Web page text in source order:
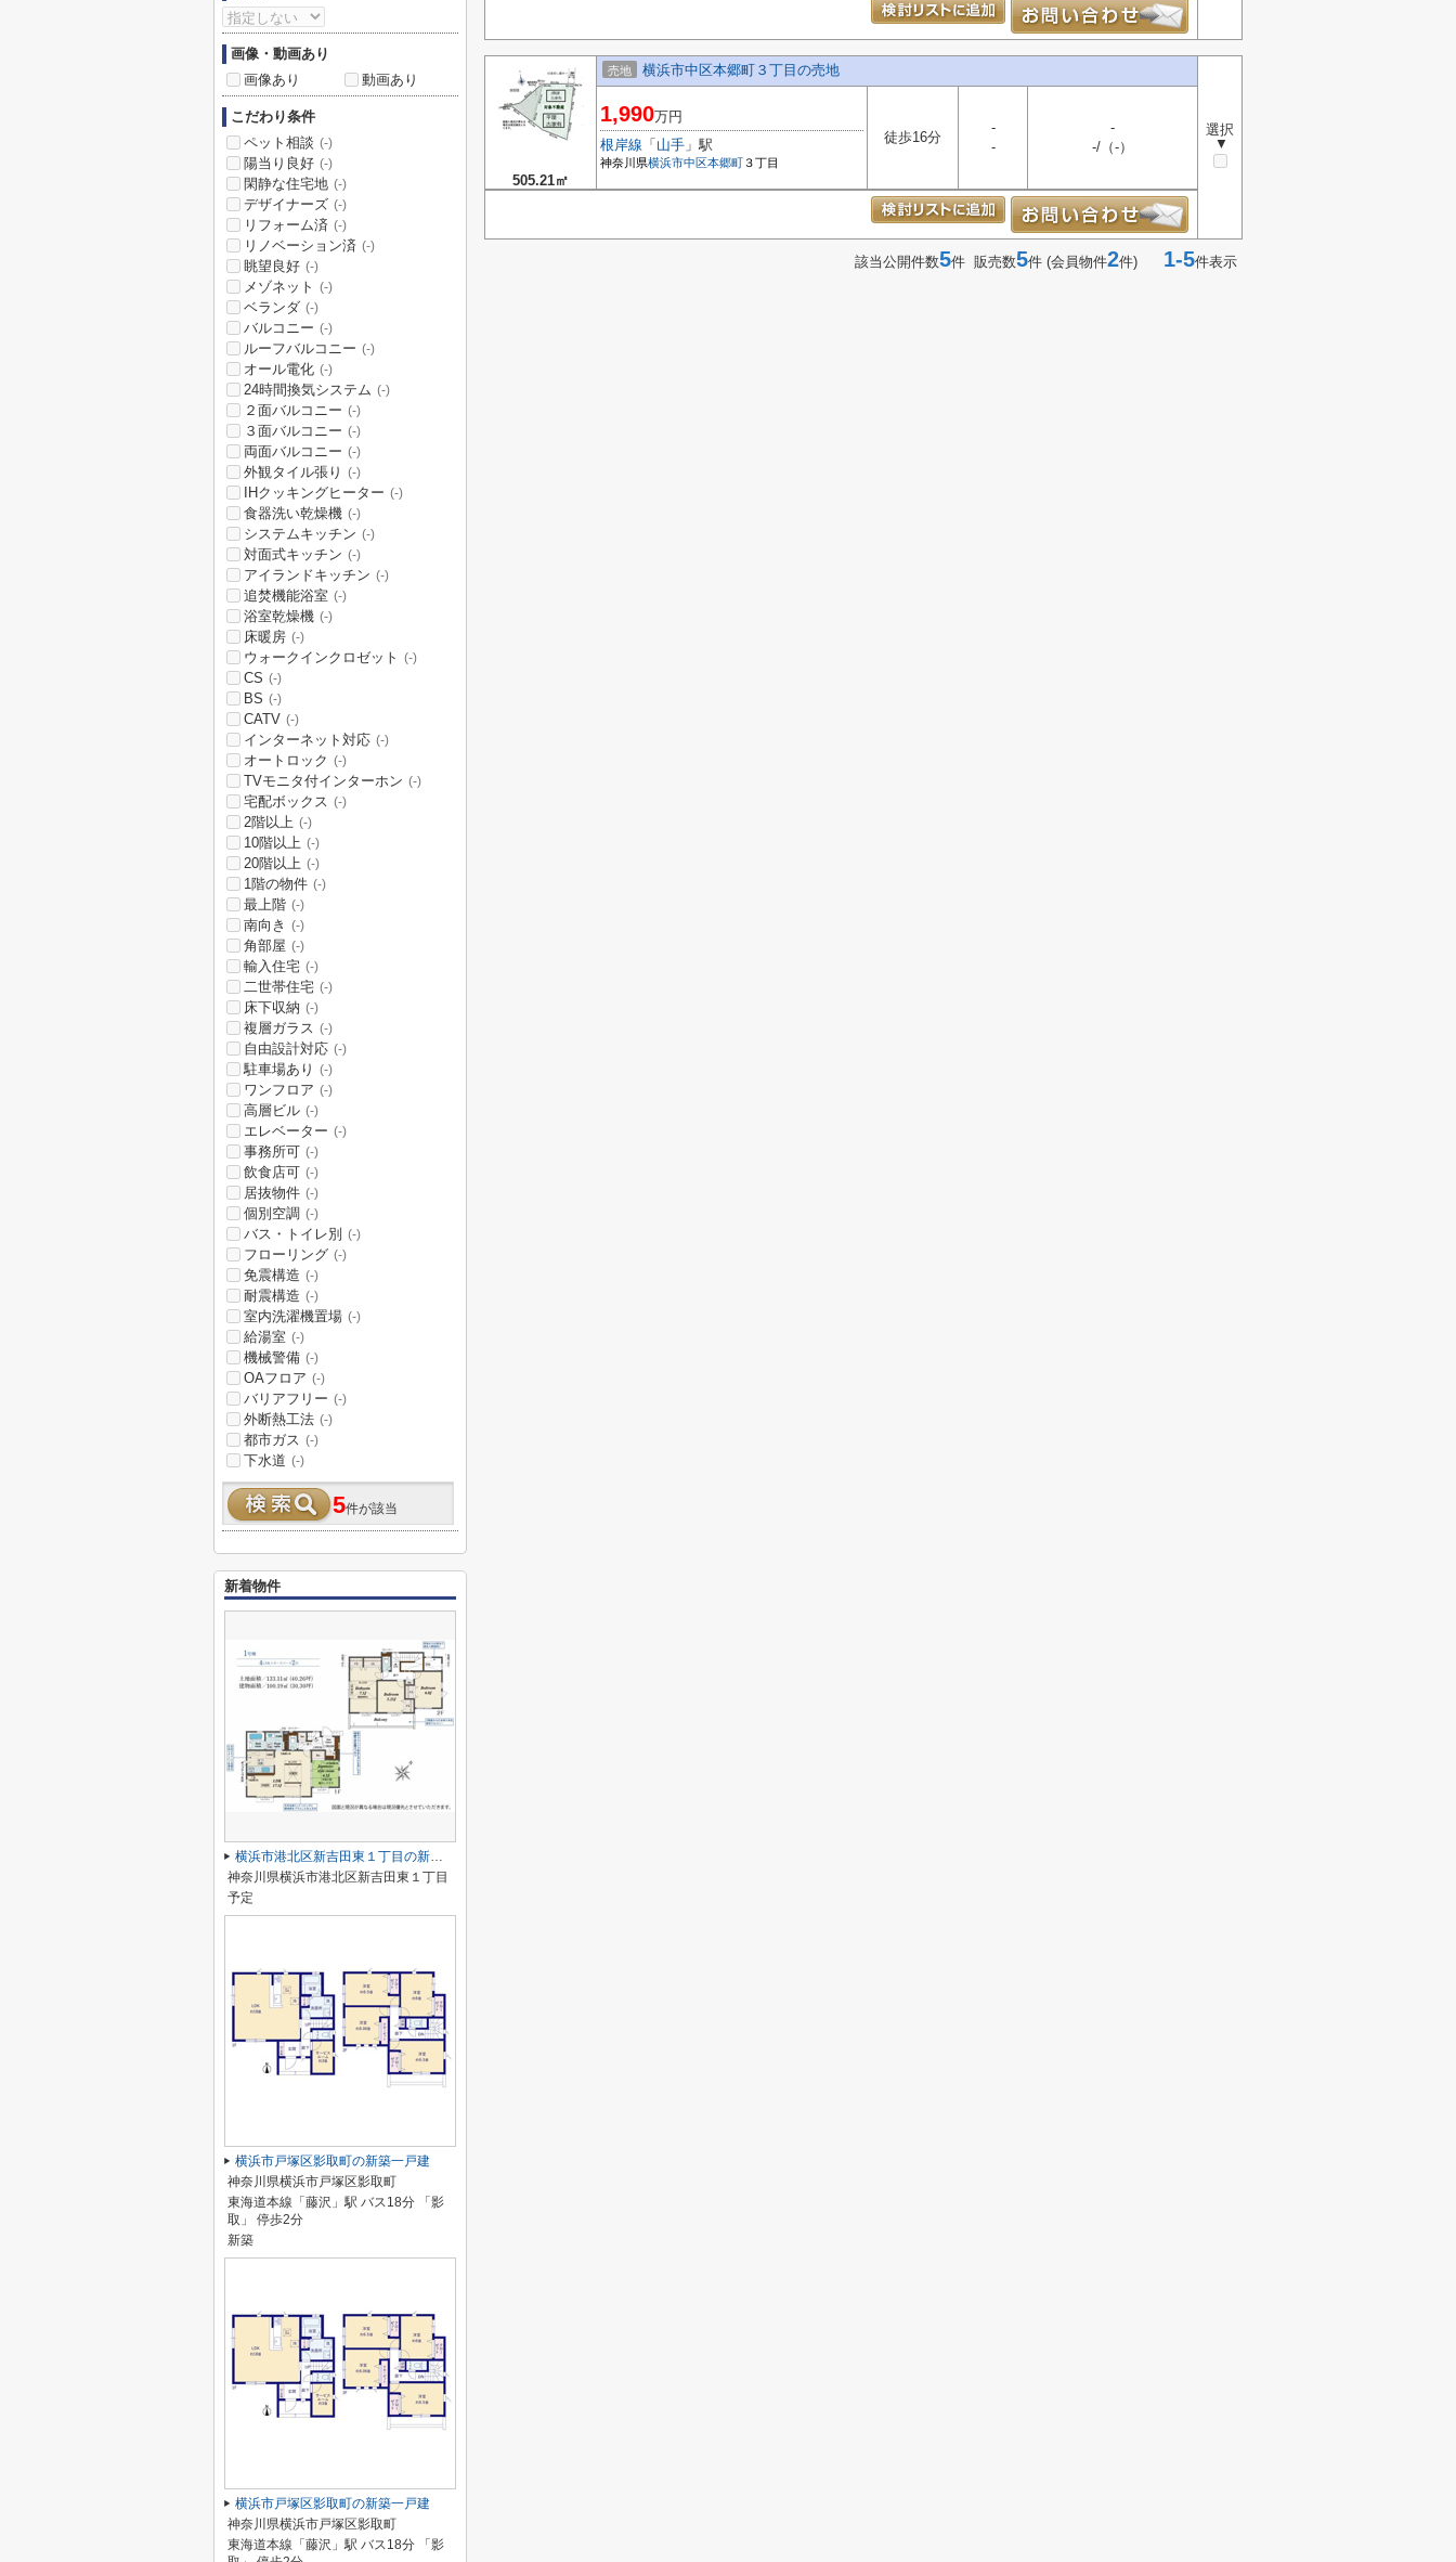
505.21㎡
売地 横浜市中区本郷町３丁目の売地
選択
▼
1,990万円
根岸線 「 山手 」駅
神奈川県横浜市中区本郷町３丁目
徒歩16分
-
-
-
-/（-）
該当公開件数5件 販売数5件 (会員物件2件) 1-5件表示
画像・動画あり
画像あり
動画あり
こだわり条件
ペット相談 (-)
陽当り良好 (-)
閑静な住宅地 (-)
デザイナーズ (-)
リフォーム済 (-)
リノベーション済 (-)
眺望良好 (-)
メゾネット (-)
ベランダ (-)
バルコニー (-)
ルーフバルコニー (-)
オール電化 (-)
24時間換気システム (-)
２面バルコニー (-)
３面バルコニー (-)
両面バルコニー (-)
外観タイル張り (-)
IHクッキングヒーター (-)
食器洗い乾燥機 (-)
システムキッチン (-)
対面式キッチン (-)
アイランドキッチン (-)
追焚機能浴室 (-)
浴室乾燥機 (-)
床暖房 (-)
ウォークインクロゼット (-)
CS (-)
BS (-)
CATV (-)
インターネット対応 (-)
オートロック (-)
TVモニタ付インターホン (-)
宅配ボックス (-)
2階以上 (-)
10階以上 (-)
20階以上 (-)
1階の物件 (-)
最上階 (-)
南向き (-)
角部屋 (-)
輸入住宅 (-)
二世帯住宅 (-)
床下収納 (-)
複層ガラス (-)
自由設計対応 (-)
駐車場あり (-)
ワンフロア (-)
高層ビル (-)
エレベーター (-)
事務所可 (-)
飲食店可 (-)
居抜物件 (-)
個別空調 (-)
バス・トイレ別 (-)
フローリング (-)
免震構造 (-)
耐震構造 (-)
室内洗濯機置場 (-)
給湯室 (-)
機械警備 (-)
OAフロア (-)
バリアフリー (-)
外断熱工法 (-)
都市ガス (-)
下水道 (-)
5件が該当
新着物件
横浜市港北区新吉田東１丁目の新築一戸建
神奈川県横浜市港北区新吉田東１丁目
予定
横浜市戸塚区影取町の新築一戸建
神奈川県横浜市戸塚区影取町
東海道本線「藤沢」駅 バス18分 「影
取」 停歩2分
新築
横浜市戸塚区影取町の新築一戸建
神奈川県横浜市戸塚区影取町
東海道本線「藤沢」駅 バス18分 「影